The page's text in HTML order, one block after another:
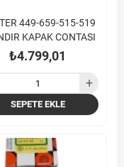
449-659-515-519
KAPAK CONTASI
₺4.799,01
SEPETE EKLE